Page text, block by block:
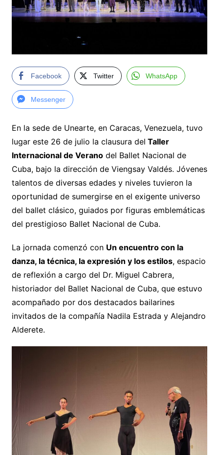
Facebook Twitter WhatsApp
Messenger
En la sede de Unearte, en Caracas, Venezuela, tuvo
lugar este 26 de julio la clausura del Taller
Internacional de Veranodel Ballet Nacional de
Cuba, bajo la dirección de Viengsay Valdés. Jóvenes
talentos de diversas edades y niveles tuvieron la
oportunidad de sumergirse en el exigente universo
del ballet clásico, guiados por figuras emblemáticas
del prestigioso Ballet Nacional de Cuba.
La jornada comenzó con Un encuentro con la
danza, la técnica, la expresión y los estilos, espacio
de reflexión a cargo del Dr. Miguel Cabrera,
historiador del Ballet Nacional de Cuba, que estuvo
acompañado por dos destacados bailarines
invitados de la compañía Nadila Estrada y Alejandro
Alderete.